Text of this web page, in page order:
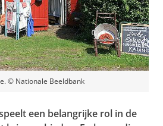
© Nationale Beeldbank
een belangrijke rol in de